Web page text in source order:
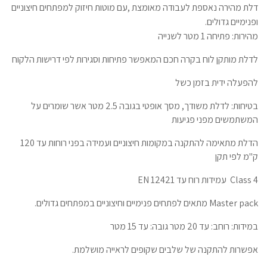
דלת מהירה נאספת לעבודה מאומצת ,עם מוטות חיזוק למפתחים חיצוניים
ופנימיים גדולים.
מהירות: פתיחה 1 מטר לשנייה
לדלת מותקן לוח בקרה חכם המאפשר פתיחות וסגירות לפי דרישות הלקוח
להפעלה ידית בזמן כשל
בטיחות: לדלת משודך, מסך אופטי בגובה 2.5 מטר אשר שומרים על
המשתמשים מפני פגיעות
הדלת מתאימה להתקנה במקומות חיצוניים ועמידה בפני רוחות עד 120
ק"מ לפי תקן
Class 4 עמידות רוח עד EN 12421
Master pack מתאים לפתחים פנימיים וחיצוניים במפתחים גדולים.
במידות: רוחב: עד 20 מטר גובה: עד 15 מטר
אפשרות להתקנה של שלבים שקופים לראייה מושלמת.